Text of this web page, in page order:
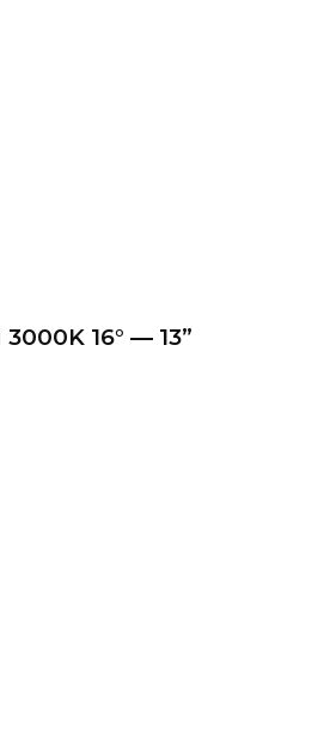
16° — 13”